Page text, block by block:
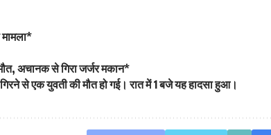
अचानक से गिरा जर्जर मकान*
से एक युवती की मौत हो गई। रात में 1 बजे यह हादसा हुआ।